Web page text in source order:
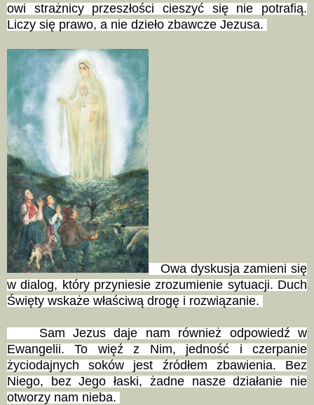
owi strażnicy przeszłości cieszyć się nie potrafią.
Liczy się prawo, a nie dzieło zbawcze Jezusa.
Owa dyskusja zamieni się
w dialog, który przyniesie zrozumienie sytuacji. Duch
Święty wskaże właściwą drogę i rozwiązanie.
Sam Jezus daje nam również odpowiedź w
Ewangelii. To więź z Nim, jedność i czerpanie
życiodajnych soków jest źródłem zbawienia. Bez
Niego, bez Jego łaski, żadne nasze działanie nie
otworzy nam nieba.